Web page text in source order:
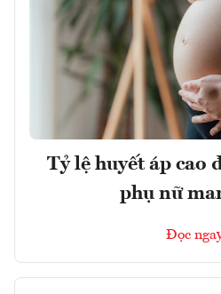
Tỷ lệ huyết áp cao
phụ nữ
Đọc